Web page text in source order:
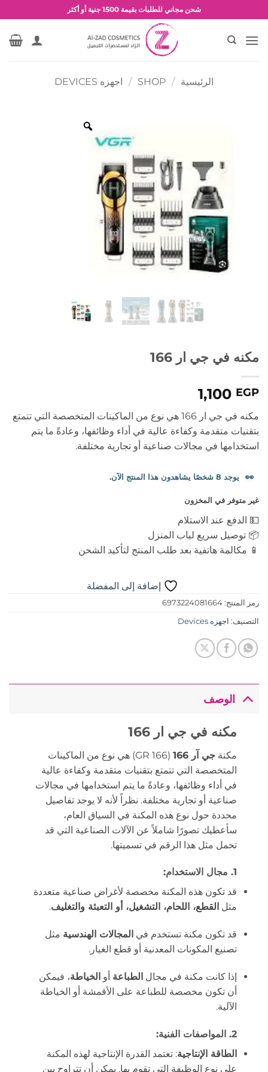
للمحتوى
شحن مجاني للطلبات بقيمة 1500 جنية أو أكثر
عروض وخصومات حصرية
الرئيسية /
SHOP
/ اجهزه DEVICES
مكنه في جي ار 166
1,100 EGP
مكنه في جي ار 166 هي نوع من الماكينات المتخصصة التي تتمتع
بتقنيات متقدمة وكفاءة عالية في أداء وظائفها، وعادةً ما يتم
استخدامها في مجالات صناعية أو تجارية مختلفة.
👀 يوجد 8 شخصًا يشاهدون هذا المنتج الآن.
غير متوفر في المخزون
💵 الدفع عند الاستلام
📦 توصيل سريع لباب المنزل
📱 مكالمة هاتفية بعد طلب المنتج لتأكيد الشحن
إضافة إلى المفضلة
رمز المنتج: 6973224081664
التصنيف: اجهزه Devices
الوصف
مكنه في جي ار 166
مكنة جي آر 166
(GR 166) هي نوع من الماكينات
المتخصصة التي تتمتع بتقنيات متقدمة وكفاءة عالية
في أداء وظائفها، وعادةً ما يتم استخدامها في مجالات
صناعية أو تجارية مختلفة. نظراً لأنه لا يوجد تفاصيل
محددة حول نوع هذه المكنة في السياق العام،
سأعطيك تصورًا شاملاً عن الآلات الصناعية التي قد
تحمل مثل هذا الرقم في تسميتها.
1. مجال الاستخدام:
قد تكون هذه المكنة مخصصة لأغراض صناعية متعددة
مثل القطع، اللحام، التشغيل، أو التعبئة والتغليف.
قد تكون مكنة تستخدم في المجالات الهندسية مثل
تصنيع المكونات المعدنية أو قطع الغيار.
إذا كانت مكنة في مجال الطباعة أو الخياطة، فيمكن
أن تكون مخصصة للطباعة على الأقمشة أو الخياطة
الآلية.
2. المواصفات الفنية:
الطاقة الإنتاجية: تعتمد القدرة الإنتاجية لهذه المكنة
على نوع الوظيفة التي تقوم بها. يمكن أن تتراوح بين